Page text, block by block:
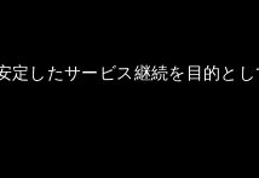
定したサービス継続を目的と